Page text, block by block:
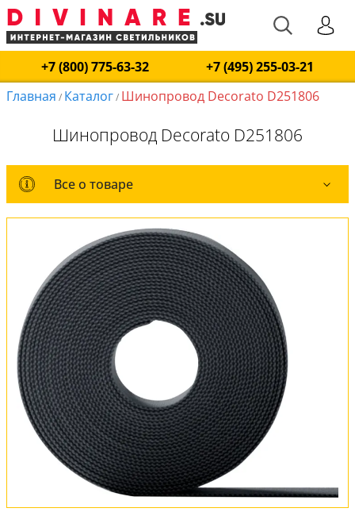
+7 (800) 775-63-32
+7 (495) 255-03-21
Главная / Каталог/ Шинопровод Decorato D251806
Шинопровод Decorato D251806
Все о товаре
Все о товаре
Оплата и доставка
Обмен и возврат
Установка
FAQ
Отзывы